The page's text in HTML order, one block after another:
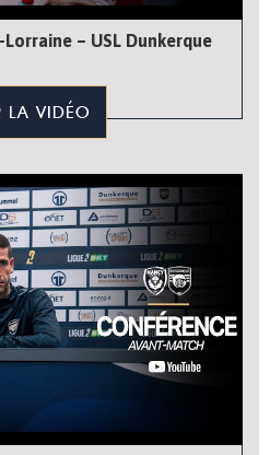
– USL Dunkerque
LA VIDÉO